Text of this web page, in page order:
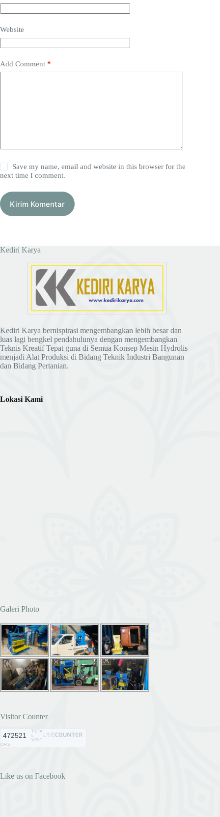
Website
Add Comment *
Save my name, email and website in this browser for the
next time I comment.
Kirim Komentar
Kediri Karya
Kediri Karya bernispirasi mengembangkan lebih besar dan
luas lagi bengkel pendahulunya dengan mengembangkan
Teknis Kreatif Tepat guna di Semua Konsep Mesin Hydrolis
menjadi Alat Produksi di Bidang Teknik Industri Bangunan
dan Bidang Pertanian.
Lokasi Kami
Galeri Photo
Visitor Counter
472521
TOTA
VISIT
ORS
Like us on Facebook